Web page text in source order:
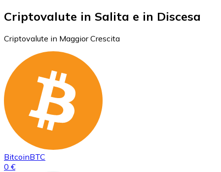
Criptovalute in Salita e in Discesa
Criptovalute in Maggior Crescita
BitcoinBTC
0 €